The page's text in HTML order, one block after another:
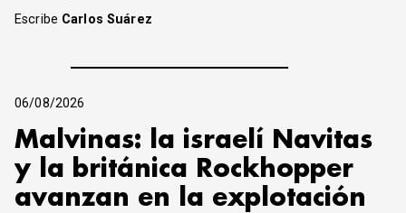
Escribe Carlos Suárez
06/08/2026
Malvinas: la israelí Navitas
y la británica Rockhopper
avanzan en la explotación